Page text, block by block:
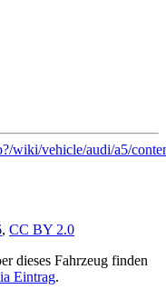
wiki/vehicle/audi/a5/
, CC BY 2.0
dieses Fahrzeug finden
Eintrag.